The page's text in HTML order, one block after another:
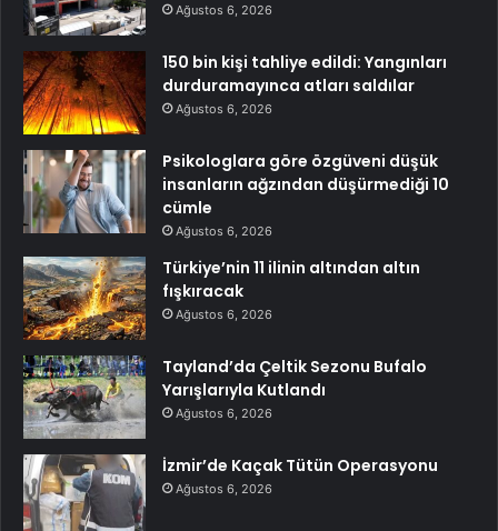
Ağustos 6, 2026
150 bin kişi tahliye edildi: Yangınları
durduramayınca atları saldılar
Ağustos 6, 2026
Psikologlara göre özgüveni düşük
insanların ağzından düşürmediği 10
cümle
Ağustos 6, 2026
Türkiye’nin 11 ilinin altından altın
fışkıracak
Ağustos 6, 2026
Tayland’da Çeltik Sezonu Bufalo
Yarışlarıyla Kutlandı
Ağustos 6, 2026
İzmir’de Kaçak Tütün Operasyonu
Ağustos 6, 2026